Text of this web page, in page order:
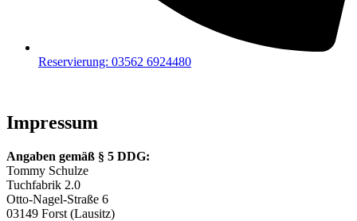
Reservierung: 03562 6924480
Impressum
Angaben gemäß § 5 DDG:
Tommy Schulze
Tuchfabrik 2.0
Otto-Nagel-Straße 6
03149 Forst (Lausitz)